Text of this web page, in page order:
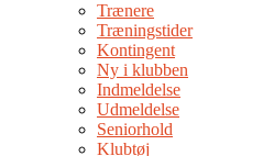
Trænere
Træningstider
Kontingent
Ny i klubben
Indmeldelse
Udmeldelse
Seniorhold
Klubtøj